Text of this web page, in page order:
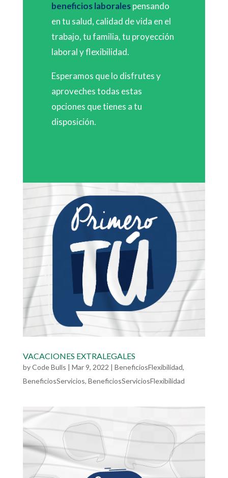
beneficios laboralespensando
en tu salud, calidad de vida en el
trabajo, tu familia, tu proyección
laboral y flexibilidad.
Esperamos que lo disfrutes y
aproveches todas estas
opciones que tienes a tu
disposición.
VACACIONES EXTRALEGALES
byCode Bulls | Mar 9, 2022 | BeneficiosFlexibilidad,
BeneficiosServicios, BeneficiosServiciosFlexibilidad